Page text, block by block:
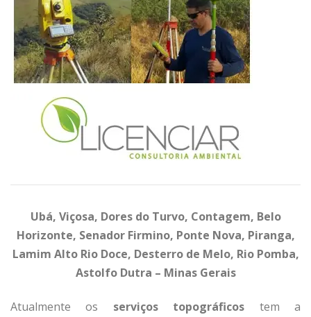
Ubá, Viçosa, Dores do Turvo, Contagem, Belo
Horizonte, Senador Firmino, Ponte Nova, Piranga,
Lamim Alto Rio Doce, Desterro de Melo, Rio Pomba,
Astolfo Dutra – Minas Gerais
Atualmente os serviços topográficos tem a